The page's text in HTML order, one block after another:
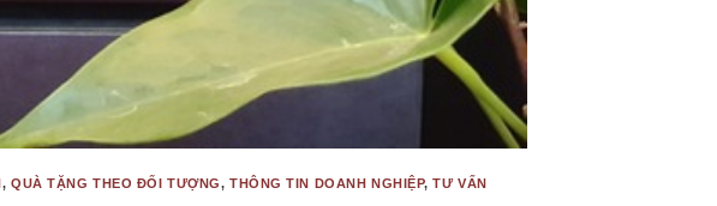
, QUÀ TẶNG THEO ĐỐI TƯỢNG, THÔNG TIN DOANH NGHIỆP,TƯ VẤN